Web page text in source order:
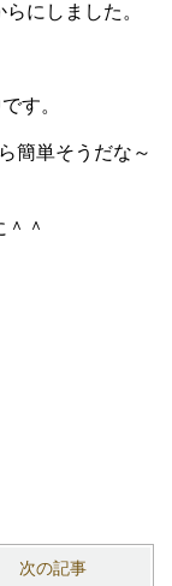
にしました。
す。
簡単そうだな～
＾
次の記事